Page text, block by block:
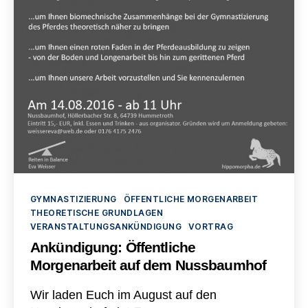
Kategorien
GYMNASTIZIERUNG
ÖFFENTLICHE MORGENARBEIT
THEORETISCHE GRUNDLAGEN
VERANSTALTUNGSANKÜNDIGUNG
VORTRAG
Ankündigung: Öffentliche
Morgenarbeit auf dem Nussbaumhof
Wir laden Euch im August auf den